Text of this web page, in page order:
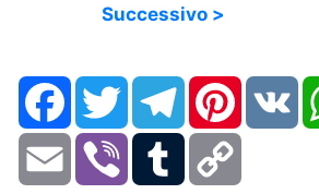
Successivo >
FacebookTwitter TelegramPinterestVK
Email Viber Tumblr